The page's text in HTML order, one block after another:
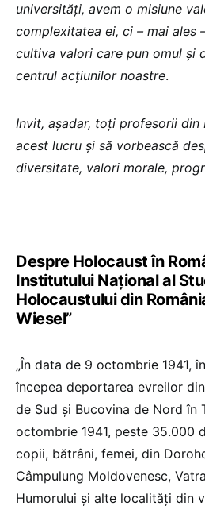
universități, avem o misiune
complexitatea ei, ci – mai ales
cultiva valori care pun omul și
centrul acțiunilor noastre.
Invit, așadar, toți profesorii din
acest lucru și să vorbească
diversitate, valori morale,
Despre Holocaust în
Institutului Național al
Holocaustului din
Wiesel”
„În data de 9 octombrie 1941,
începea deportarea evreilor
de Sud și Bucovina de Nord în
octombrie 1941, peste 35.000
copii, bătrâni, femei, din
Câmpulung Moldovenesc,
Humorului şi alte localităţi din